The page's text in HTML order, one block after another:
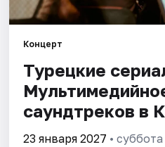
Площадки
Артисты
Рейтинги
Концерт
Турецкие
саундтреков в
23 января 2027 • суббота